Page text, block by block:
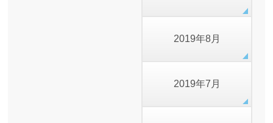
2019年8月
2019年7月